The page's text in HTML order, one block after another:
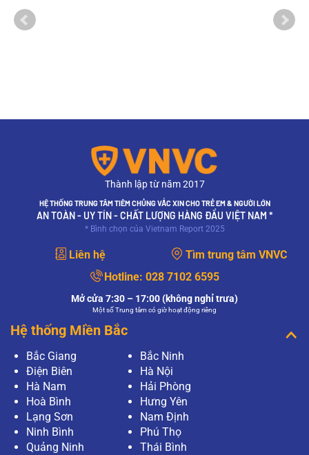
Thành lập từ năm 2017
HỆ THỐNG TRUNG TÂM TIÊM CHỦNG VẮC XIN CHO TRẺ EM & NGƯỜI LỚN
AN TOÀN - UY TÍN - CHẤT LƯỢNG HÀNG ĐẦU VIỆT NAM *
* Bình chọn của Vietnam Report 2025
Liên hệ
Tìm trung tâm VNVC
Hotline: 028 7102 6595
Mở cửa 7:30 – 17:00 (không nghỉ trưa)
Một số Trung tâm có giờ hoạt động riêng
Hệ thống Miền Bắc
Bắc Giang
Bắc Ninh
Điện Biên
Hà Nội
Hà Nam
Hải Phòng
Hoà Bình
Hưng Yên
Lạng Sơn
Nam Định
Ninh Bình
Phú Thọ
Quảng Ninh
Thái Bình